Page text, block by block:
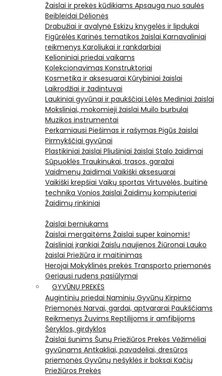
Žaislai ir prekės kūdikiams Apsauga nuo saulės
Beibleidai Dėlionės
Drabužiai ir avalynė Eskizų knygelės ir lipdukai
Figūrėlės Karinės tematikos žaislai Karnavaliniai
reikmenys Karoliukai ir rankdarbiai
Kelioniniai priedai vaikams
Kolekcionavimas Konstruktoriai
Kosmetika ir aksesuarai Kūrybiniai žaislai
Laikrodžiai ir žadintuvai
Laukiniai gyvūnai ir paukščiai Lėlės Mediniai žaislai
Moksliniai, mokomieji žaislai Muilo burbulai
Muzikos instrumentai
Perkamiausi Piešimas ir rašymas Pigūs žaislai
Pirmykščiai gyvūnai
Plastikiniai žaislai Pliušiniai žaislai Stalo žaidimai
Sūpuoklės Traukinukai, trasos, garažai
Vaidmenų žaidimai Vaikiški aksesuarai
Vaikiški krepšiai Vaikų sportas Virtuvėlės, buitinė
technika Vonios žaislai Žaidimų kompiuteriai
Žaidimų rinkiniai
Žaislai berniukams
Žaislai mergaitėms Žaislai super kainomis!
Žaisliniai įrankiai Žaislų naujienos Žiūronai Lauko
žaislai Priežiūra ir maitinimas
Herojai Mokyklinės prekės Transporto priemonės
Geriausi rudens pasiūlymai
GYVŪNŲ PREKĖS
Augintinių priedai Naminių Gyvūnų Kirpimo
Priemonės Narvai, gardai, aptvararai Paukščiams
Reikmenys Žuvims Reptilijoms ir amfibijoms
Šėryklos, girdyklos
Žaislai šunims Šunų Priežiūros Prekės Vėžimėliai
gyvūnams Antkakliai, pavadėliai, dresūros
priemonės Gyvūnų nešyklės ir boksai Kačių
Priežiūros Prekės